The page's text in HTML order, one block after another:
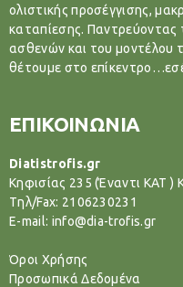
ολιστικής προσέγγισης,
καταπίεσης. Παντρεύοντας
ασθενών και του μοντέλου
θέτουμε στο
ΕΠΙΚΟΙΝΩΝΙΑ
Diatistrofis.gr
Κηφισίας 235 (Έναντι ΚΑΤ )
Tηλ/Fax: 2106230231
E-mail: info@dia-trofis.gr
Όροι Χρήσης
Προσωπικά Δεδομένα